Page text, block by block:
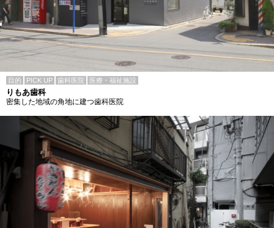
目的 PICK UP 歯科医院 医療・福祉施設
りもあ歯科
密集した地域の角地に建つ歯科医院